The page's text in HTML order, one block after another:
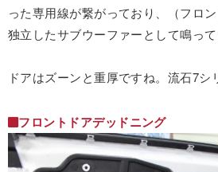
った専用線が繋がっており、（フロ
独立したサブウーファーとして鳴って
ドアはズーンと重厚ですね。流石7シ
フロントドアデッドニング